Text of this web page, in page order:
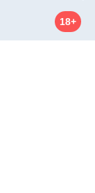
18+